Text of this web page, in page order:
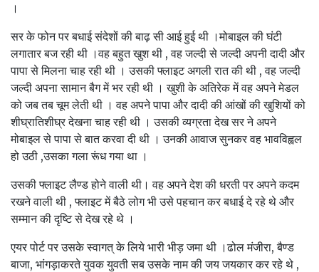
।
सर के फोन पर बधाई संदेशों की बाढ़ सी आई हुई थी ।मोबाइल की घंटी
लगातार बज रही थी ।वह बहुत खुश थी , वह जल्दी से जल्दी अपनी दादी और
पापा से मिलना चाह रही थी । उसकी फ्लाइट अगली रात की थी , वह जल्दी
जल्दी अपना सामान बैग में भर रही थी । खुशी के अतिरेक में वह अपने मेडल
को जब तब चूम लेती थी । वह अपने पापा और दादी की आंखों की खुशियों को
शीघ्रातिशीघ्र देखना चाह रही थी । उसकी व्यग्रता देख सर ने अपने
मोबाइल से पापा से बात करवा दी थी । उनकी आवाज सुनकर वह भावविह्वल
हो उठी ,उसका गला रूंध गया था ।
उसकी फ्लाइट लैण्ड होने वाली थी। वह अपने देश की धरती पर अपने कदम
रखने वाली थी , फ्लाइट में बैठे लोग भी उसे पहचान कर बधाई दे रहे थे और
सम्मान की दृष्टि से देख रहे थे ।
एयर पोर्ट पर उसके स्वागत् के लिये भारी भीड़ जमा थी ।ढोल मंजीरा, बैण्ड
बाजा, भांगड़ाकरते युवक युवती सब उसके नाम की जय जयकार कर रहे थे ,